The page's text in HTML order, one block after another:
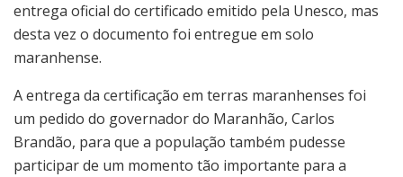
entrega oficial do certificado emitido pela Unesco, mas
desta vez o documento foi entregue em solo
maranhense.
A entrega da certificação em terras maranhenses foi
um pedido do governador do Maranhão, Carlos
Brandão, para que a população também pudesse
participar de um momento tão importante para a